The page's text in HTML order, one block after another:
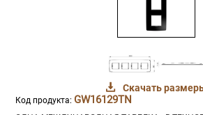
Скачать
Код продукта: GW16129TN